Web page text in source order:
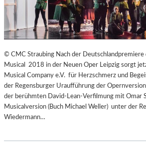
© CMC Straubing Nach der Deutschlandpremiere
Musical 2018 in der Neuen Oper Leipzig sorgt
Musical Company e.V. für Herzschmerz und
der Regensburger Uraufführung der
der berühmten David-Lean-Verfilmung mit Omar
Musicalversion (Buch Michael Weller) unter der
Wiedermann…